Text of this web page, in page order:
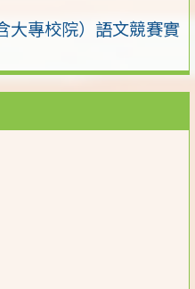
大專校院）語文競賽實